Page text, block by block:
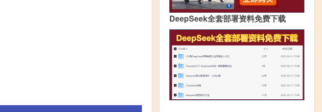
DeepSeek全套部署资料免费下载